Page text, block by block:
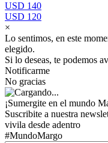
USD 140
USD 120
×
Lo sentimos, en este
elegido.
Si lo deseas, te podemos
Notificarme
No gracias
¡Sumergite en el mundo
Suscribite a nuestra
vivila desde adentro
#MundoMargo